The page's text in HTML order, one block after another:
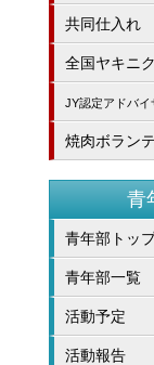
共同仕入れ
全国ヤキニ
JY認定アドバ
焼肉ボラン
青
青年部トッ
青年部一覧
活動予定
活動報告